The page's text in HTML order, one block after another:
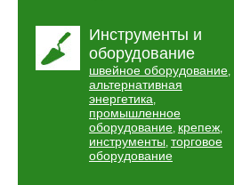
Инструменты и
оборудование
швейное оборудование,
альтернативная
энергетика,
промышленное
оборудование, крепеж,
инструменты, торговое
оборудование